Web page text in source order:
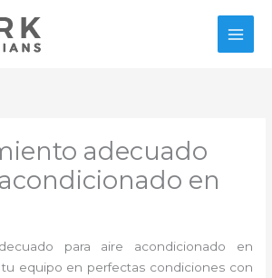
adecuado
en
para aire acondicionado en
equipo en perfectas condiciones con